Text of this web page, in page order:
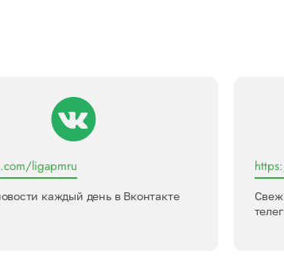
ligapmru
каждый день в Вконтакте